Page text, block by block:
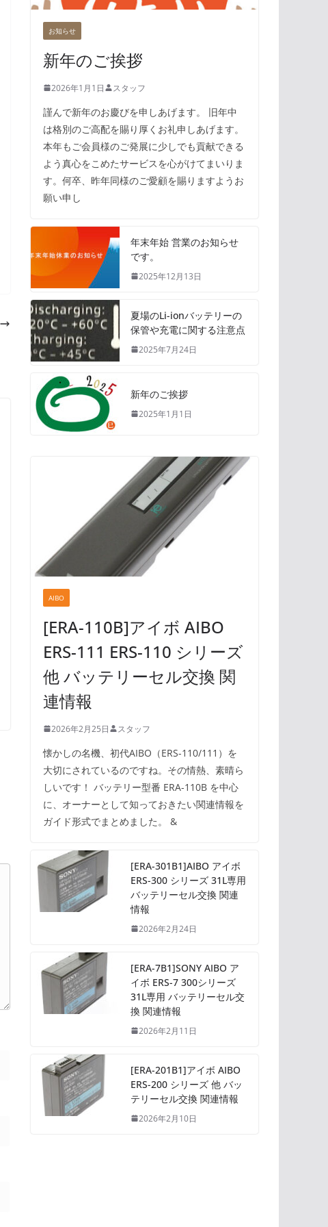
お知らせ
新年のご挨拶
2026年1月1日 スタッフ
謹んで新年のお慶びを申しあげます。 旧年中
は格別のご高配を賜り厚くお礼申しあげます。
本年もご会員様のご発展に少しでも貢献できる
よう真心をこめたサービスを心がけてまいりま
す。何卒、昨年同様のご愛顧を賜りますようお
願い申し
年末年始 営業のお知らせ
です。
2025年12月13日
夏場のLi-ionバッテリーの
保管や充電に関する注意点
2025年7月24日
新年のご挨拶
2025年1月1日
AIBO
[ERA-110B]アイボ AIBO
ERS-111 ERS-110 シリーズ
他 バッテリーセル交換 関
連情報
2026年2月25日 スタッフ
懐かしの名機、初代AIBO（ERS-110/111）を
大切にされているのですね。その情熱、素晴ら
しいです！ バッテリー型番 ERA-110B を中心
に、オーナーとして知っておきたい関連情報を
ガイド形式でまとめました。 &
[ERA-301B1]AIBO アイボ
ERS-300 シリーズ 31L専用
バッテリーセル交換 関連
情報
2026年2月24日
[ERA-7B1]SONY AIBO ア
イボ ERS-7 300シリーズ
31L専用 バッテリーセル交
換 関連情報
2026年2月11日
[ERA-201B1]アイボ AIBO
ERS-200 シリーズ 他 バッ
テリーセル交換 関連情報
2026年2月10日